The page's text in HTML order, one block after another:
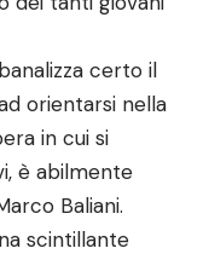
certo il
orientarsi nella
in cui si
è abilmente
Baliani.
scintillante